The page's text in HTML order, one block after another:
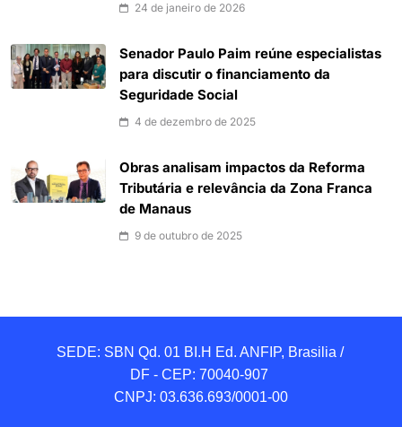
24 de janeiro de 2026
Senador Paulo Paim reúne especialistas
para discutir o financiamento da
Seguridade Social
4 de dezembro de 2025
Obras analisam impactos da Reforma
Tributária e relevância da Zona Franca
de Manaus
9 de outubro de 2025
SEDE: SBN Qd. 01 BI.H Ed. ANFIP, Brasilia /
DF - CEP: 70040-907
CNPJ: 03.636.693/0001-00